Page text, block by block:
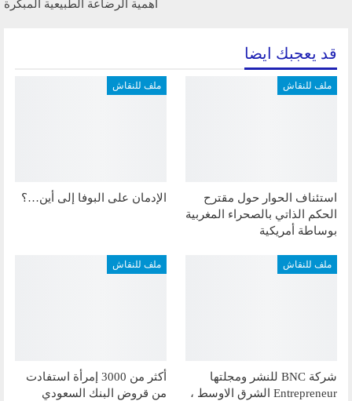
أهمية الرضاعة الطبيعية المبكرة
قد يعجبك ايضا
ملف للنقاش
استئناف الحوار حول مقترح
الحكم الذاتي بالصحراء المغربية
بوساطة أمريكية
ملف للنقاش
الإدمان على البوفا إلى أين…؟
ملف للنقاش
شركة BNC للنشر ومجلتها
Entrepreneur الشرق الاوسط ،
ملف للنقاش
أكثر من 3000 إمرأة استفادت
من قروض البنك السعودي